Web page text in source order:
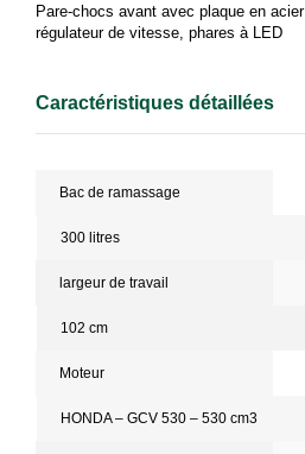
Pare-chocs avant avec plaque en acier
régulateur de vitesse, phares à LED
Caractéristiques détaillées
Bac de ramassage
300 litres
largeur de travail
102 cm
Moteur
HONDA – GCV 530 – 530 cm3